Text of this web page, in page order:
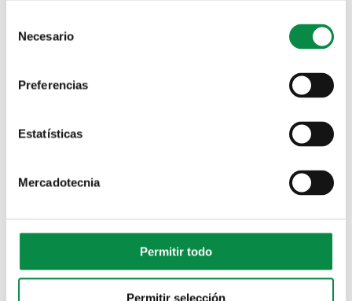
Selection
Necesario
Preferencias
Estatísticas
Mercadotecnia
Permitir todo
Permitir selección